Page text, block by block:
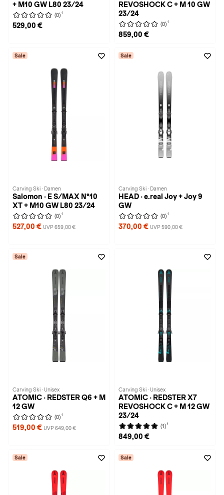
+ M10 GW L80 23/24
(0) 1
529,00 €
REVOSHOCK C + M 10 GW
23/24
(0) 1
859,00 €
Sale
Carving Ski · Damen
Salomon · E S/MAX N°10
XT + M10 GW L80 23/24
(0) 1
527,00 € UVP 659,00 €
Sale
Carving Ski · Damen
HEAD · e.real Joy + Joy 9
GW
(0) 1
370,00 € UVP 590,00 €
Sale
Carving Ski · Unisex
ATOMIC · REDSTER Q6 + M
12 GW
(0) 1
519,00 € UVP 649,00 €
Carving Ski · Unisex
ATOMIC · REDSTER X7
REVOSHOCK C + M 12 GW
23/24
(1) 1
849,00 €
Sale Sale